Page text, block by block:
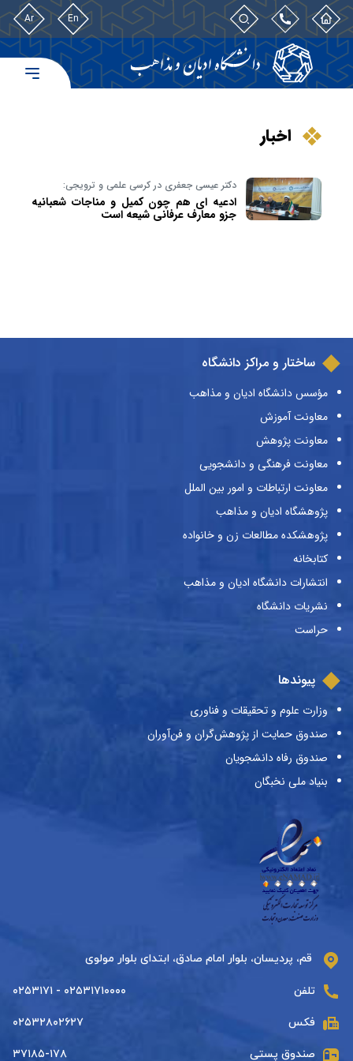
En
Ar
اخبار
دکتر عیسی جعفری در کرسی علمی و ترویجی:
ادعیه ای هم چون کمیل و مناجات شعبانیه
جزو معارف عرفانی شیعه است
ساختار و مراکز دانشگاه
مؤسس دانشگاه ادیان و مذاهب
معاونت آموزش
معاونت پژوهش
معاونت فرهنگی و دانشجویی
معاونت ارتباطات و امور بین الملل
پژوهشگاه ادیان و مذاهب
پژوهشکده مطالعات زن و خانواده
کتابخانه
انتشارات دانشگاه ادیان و مذاهب
نشریات دانشگاه
حراست
پیوندها
وزارت علوم و تحقیقات و فناوری
صندوق حمایت از پژوهش‌گران و فن‌آوران
صندوق رفاه دانشجویان
بنیاد ملی نخبگان
قم، پردیسان، بلوار امام صادق، ابتدای بلوار مولوی
تلفن ۰۲۵۳۱۷۱۰۰۰۰ - ۰۲۵۳۱۷۱
فکس ۰۲۵۳۲۸۰۲۶۲۷
صندوق پستی ۳۷۱۸۵-۱۷۸